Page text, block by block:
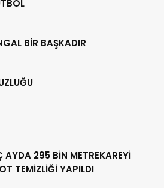
BİR BAŞKADIR
AYDA 295 BİN METREKAREYİ
TEMİZLİĞİ YAPILDI